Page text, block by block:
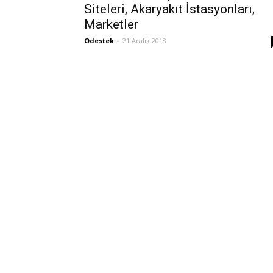
Siteleri, Akaryakıt İstasyonları,
Marketler
Odestek - 21 Aralık 2018